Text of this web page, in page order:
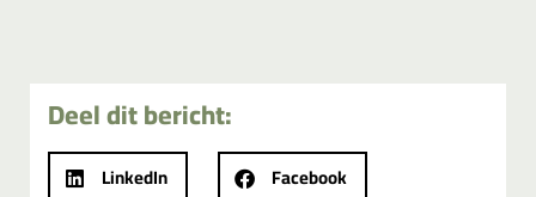
Deel dit bericht:
LinkedIn
Facebook